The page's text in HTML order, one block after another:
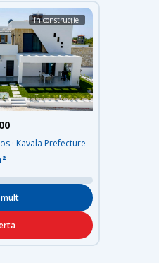
în construcție
· Kavala Prefecture